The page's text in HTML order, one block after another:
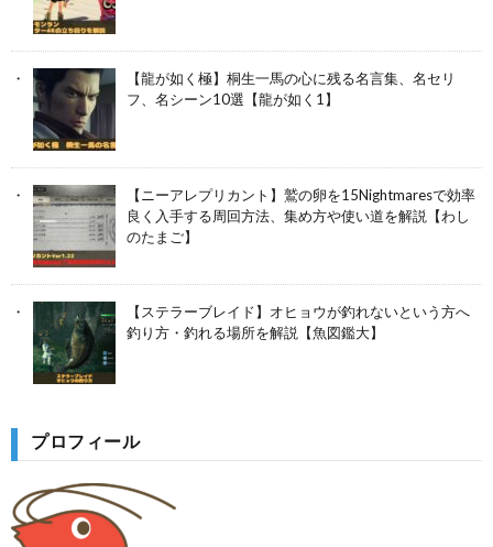
【龍が如く極】桐生一馬の心に残る名言集、名セリ
フ、名シーン10選【龍が如く1】
【ニーアレプリカント】鷲の卵を15Nightmaresで効率
良く入手する周回方法、集め方や使い道を解説【わし
のたまご】
【ステラーブレイド】オヒョウが釣れないという方へ
釣り方・釣れる場所を解説【魚図鑑大】
プロフィール